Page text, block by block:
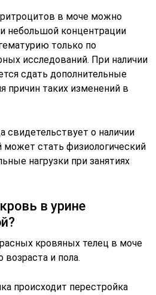
в моче можно
небольшой концентрации
только по
исследований. При наличии
сдать дополнительные
причин таких изменений в
свидетельствует о наличии
может стать физиологический
нагрузки при занятиях
в урине
кровяных телец в моче
возраста и пола.
происходит перестройка